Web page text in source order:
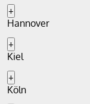
+
Hannover
+
Kiel
+
Köln